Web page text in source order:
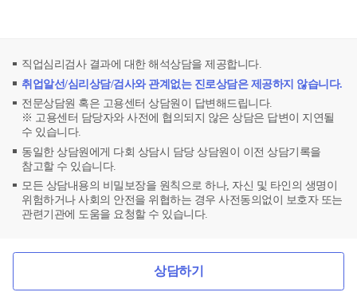
직업심리검사 결과에 대한 해석상담을 제공합니다.
취업알선/심리상담/검사와 관계없는 진로상담은 제공하지 않습니다.
전문상담원 혹은 고용센터 상담원이 답변해드립니다.
※ 고용센터 담당자와 사전에 협의되지 않은 상담은 답변이 지연될
수 있습니다.
동일한 상담원에게 다회 상담시 담당 상담원이 이전 상담기록을
참고할 수 있습니다.
모든 상담내용의 비밀보장을 원칙으로 하나, 자신 및 타인의 생명이
위험하거나 사회의 안전을 위협하는 경우 사전동의없이 보호자 또는
관련기관에 도움을 요청할 수 있습니다.
상담하기